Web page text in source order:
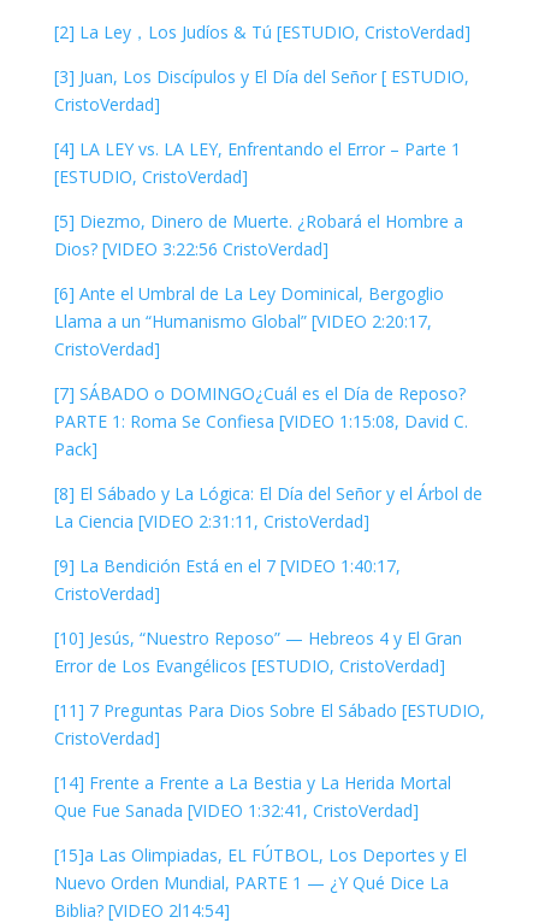
[2] La Ley，Los Judíos & Tú [ESTUDIO, CristoVerdad]
[3] Juan, Los Discípulos y El Día del Señor [ ESTUDIO,
CristoVerdad]
[4] LA LEY vs. LA LEY, Enfrentando el Error – Parte 1
[ESTUDIO, CristoVerdad]
[5] Diezmo, Dinero de Muerte. ¿Robará el Hombre a
Dios? [VIDEO 3:22:56 CristoVerdad]
[6] Ante el Umbral de La Ley Dominical, Bergoglio
Llama a un “Humanismo Global” [VIDEO 2:20:17,
CristoVerdad]
[7] SÁBADO o DOMINGO¿Cuál es el Día de Reposo?
PARTE 1: Roma Se Confiesa [VIDEO 1:15:08, David C.
Pack]
[8] El Sábado y La Lógica: El Día del Señor y el Árbol de
La Ciencia [VIDEO 2:31:11, CristoVerdad]
[9] La Bendición Está en el 7 [VIDEO 1:40:17,
CristoVerdad]
[10] Jesús, “Nuestro Reposo” — Hebreos 4 y El Gran
Error de Los Evangélicos [ESTUDIO, CristoVerdad]
[11] 7 Preguntas Para Dios Sobre El Sábado [ESTUDIO,
CristoVerdad]
[14] Frente a Frente a La Bestia y La Herida Mortal
Que Fue Sanada [VIDEO 1:32:41, CristoVerdad]
[15]a Las Olimpiadas, EL FÚTBOL, Los Deportes y El
Nuevo Orden Mundial, PARTE 1 — ¿Y Qué Dice La
Biblia? [VIDEO 2l14:54]